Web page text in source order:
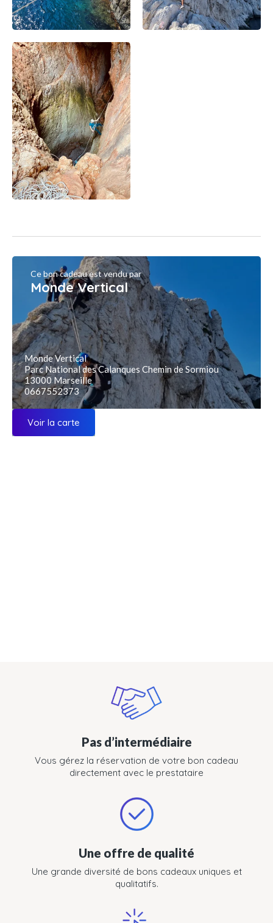
Ce bon cadeau est vendu par
Monde Vertical
Monde Vertical
Parc National des Calanques Chemin de Sormiou
13000 Marseille
0667552373
Voir la carte
Pas d’intermédiaire
Vous gérez la réservation de votre bon cadeau
directement avec le prestataire
Une offre de qualité
Une grande diversité de bons cadeaux uniques et
qualitatifs.